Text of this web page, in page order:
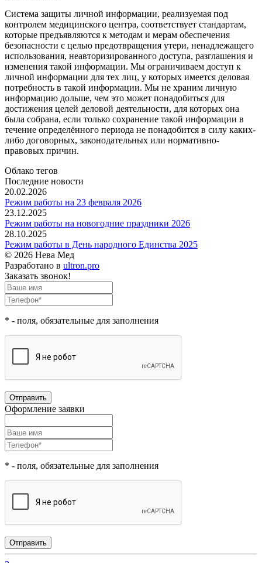
Система защиты личной информации, реализуемая под
контролем медицинского центра, соответствует стандартам,
которые предъявляются к методам и мерам обеспечения
безопасности с целью предотвращения утери, ненадлежащего
использования, неавторизированного доступа, разглашения и
изменения такой информации. Мы ограничиваем доступ к
личной информации для тех лиц, у которых имеется деловая
потребность в такой информации. Мы не храним личную
информацию дольше, чем это может понадобиться для
достижения целей деловой деятельности, для которых она
была собрана, если только сохранение такой информации в
течение определённого периода не понадобится в силу каких-
либо договорных, законодательных или нормативно-
правовых причин.
Облако тегов
Последние новости
20.02.2026
Режим работы на 23 февраля 2026
23.12.2025
Режим работы на новогодние праздники 2026
28.10.2025
Режим работы в День народного Единства 2025
© 2026 Нева Мед
Разработано в ultron.pro
Заказать звонок!
* - поля, обязательные для заполнения
Оформление заявки
* - поля, обязательные для заполнения